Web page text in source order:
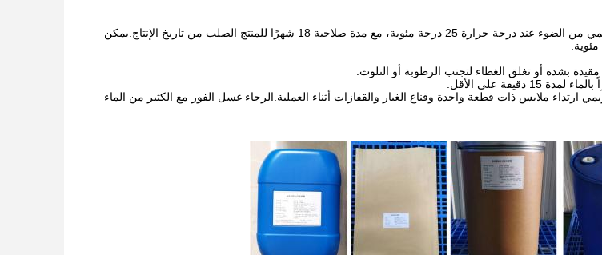
يجب تخزينها في مكان جاف ومتنفّس ومحمي من الضوء عند درجة حرارة 25 درجة مئوية، مع مدة صلاحية 18 شهرًا للمنتج الصلب من تاريخ الإنتاج.يمكن
بشدة أو تغلق الغطاء لتجنب الرطوبة أو التلوث.
على الأقل.
ارتداء ملابس ذات قطعة واحدة وقناع الغبار والقفازات أثناء العملية.الرجاء غسل الفور مع الكثير من الماء